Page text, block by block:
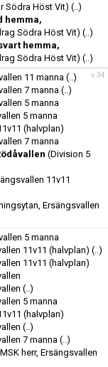
Södra Höst Vit) (..)
hemma,
Södra Höst Vit) (..)
hemma,
Södra Höst Vit) (..)
v.34
11 manna (..)
7 manna (..)
5 manna
5 manna
(halvplan)
7 manna
(Division 5
11v11
Ersängsvallen
5 manna
11v11 (halvplan) (..)
11v11 (halvplan)
(..)
5 manna
(halvplan)
(..)
7 manna (..)
MSK herr, Ersängsvallen